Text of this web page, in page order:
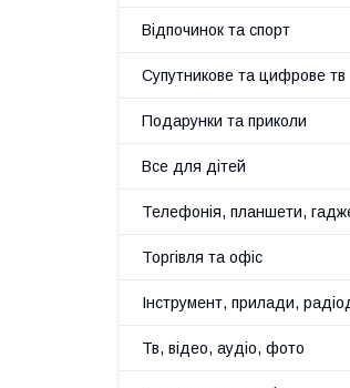
Відпочинок та спорт
Супутникове та цифрове тв
Подарунки та приколи
Все для дітей
Телефонія, планшети,
Торгівля та офіс
Інструмент, прилади,
Тв, відео, аудіо, фото